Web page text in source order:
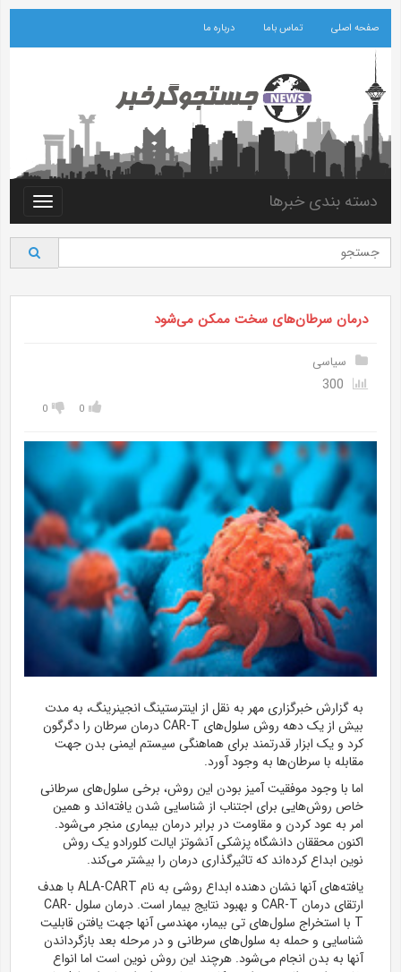
صفحه اصلی تماس باما درباره ما
Toggle
دسته بندی خبرها
درمان سرطان‌های سخت ممکن می‌شود
سیاسی
0
0
به گزارش خبرگزاری مهر به نقل از اینترستینگ انجینرینگ، به مدت
بیش از یکدهه
روش سلول‌های CAR-T درمان سرطان را دگرگون
کرد و یک ابزار قدرتمند برای هماهنگی سیستم ایمنی بدنجهت
مقابلهبا سرطان‌ها به وجود آورد.
اما با وجود موفقیتآمیزبودن این روش، برخی سلول‌های سرطانی
خاص روش‌هایی برای اجتناب از شناسایی شدن یافته‌اند و همین
امر به عود کردن و مقاومت در برابر درمان بیماری منجر می‌شود.
اکنون محققان دانشگاه پزشکیآنشوتزایالتکلورادویک روش
نوینابداع کرده‌اند که تاثیرگذاری درمان را بیشتر می‌کند.
یافته‌های آنها نشان دهنده ابداع روشی به نام ALA-CART با هدف
ارتقای درمان CAR-T و بهبود نتایج بیمار است. درمان سلول CAR-
T با استخراج سلول‌های
تیبیمار، مهندسی آنها جهت یافتن قابلیت
شناسایی و حمله به سلول‌های سرطانی و در مرحله بعد بازگرداندن
آنها به بدنانجام می‌شود. هرچند این روش نوین است اما انواع